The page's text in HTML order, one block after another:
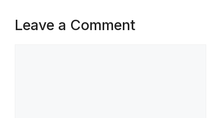
Leave a Comment